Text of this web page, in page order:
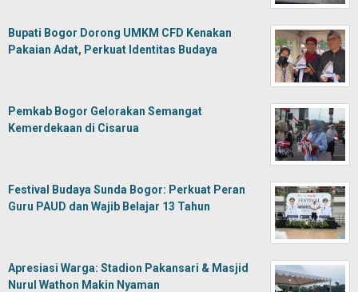
Bupati Bogor Dorong UMKM CFD Kenakan
Pakaian Adat, Perkuat Identitas Budaya
Pemkab Bogor Gelorakan Semangat
Kemerdekaan di Cisarua
Festival Budaya Sunda Bogor: Perkuat Peran
Guru PAUD dan Wajib Belajar 13 Tahun
Apresiasi Warga: Stadion Pakansari & Masjid
Nurul Wathon Makin Nyaman